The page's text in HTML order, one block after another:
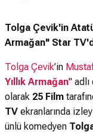
Tolga Çevik'in
Armağan" Star
Tolga Çevik’in
Yıllık Armağan" adlı
olarak 25 Film
TV ekranlarında
ünlü komedyen